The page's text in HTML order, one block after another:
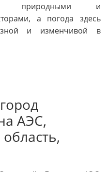
природными и
а погода здесь
и изменчивой в
АЭС,